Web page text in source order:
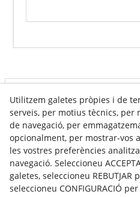
Info venda online
Contacte
Av. Tarragona, s/n
25300 Tàrrega(Lleida)Espanya
Utilitzem galetes pròpies i de
serveis, per motius tècnics,
de navegació, per
opcionalment, per mostrar-vos
les vostres preferències
navegació. Seleccioneu
galetes, seleccioneu
seleccioneu CONFIGURACIÓ